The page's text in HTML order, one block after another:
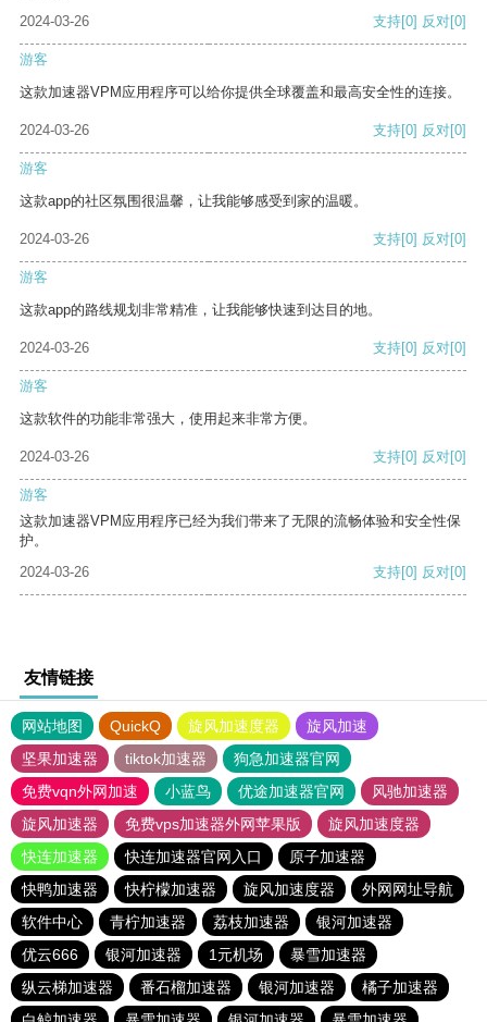
2024-03-26
支持[0] 反对[0]
游客
这款加速器VPM应用程序可以给你提供全球覆盖和最高安全性的连接。
2024-03-26 支持[0] 反对[0]
游客
这款app的社区氛围很温馨，让我能够感受到家的温暖。
2024-03-26 支持[0] 反对[0]
游客
这款app的路线规划非常精准，让我能够快速到达目的地。
2024-03-26 支持[0] 反对[0]
游客
这款软件的功能非常强大，使用起来非常方便。
2024-03-26 支持[0] 反对[0]
游客
这款加速器VPM应用程序已经为我们带来了无限的流畅体验和安全性保
护。
2024-03-26
支持[0] 反对[0]
友情链接
网站地图 QuickQ 旋风加速度器
旋风加速
坚果加速器
tiktok加速器
狗急加速器官网
免费vqn外网加速
小蓝鸟 优途加速器官网
风驰加速器
旋风加速器
免费vps加速器外网苹果版
旋风加速度器
快连加速器
快连加速器官网入口
原子加速器
快鸭加速器
快柠檬加速器 旋风加速度器
外网网址导航
软件中心
青柠加速器 荔枝加速器
银河加速器
优云666
银河加速器 1元机场
暴雪加速器
纵云梯加速器
番石榴加速器 银河加速器
橘子加速器